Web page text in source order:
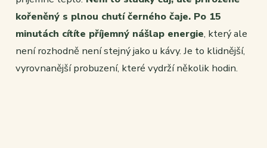
kořeněný s plnou chutí černého čaje. Po 15
minutách cítíte příjemný nášlap energie, který ale
není rozhodně není stejný jako u kávy. Je to klidnější,
vyrovnanější probuzení, které vydrží několik hodin.